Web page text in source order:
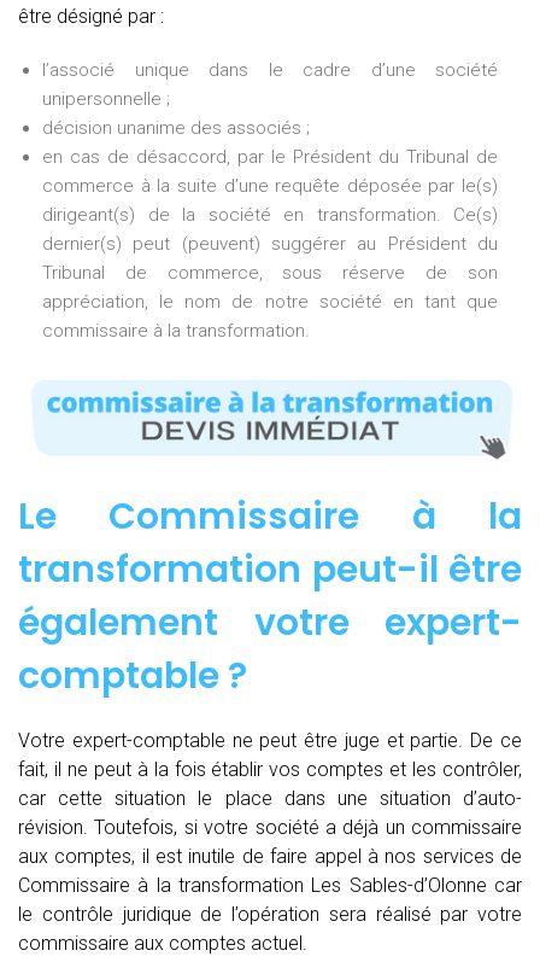
être désigné par :
l’associé unique dans le cadre d’une société
unipersonnelle ;
décision unanime des associés ;
en cas de désaccord, par le Président du Tribunal de
commerce à la suite d’une requête déposée par le(s)
dirigeant(s) de la société en transformation. Ce(s)
dernier(s) peut (peuvent) suggérer au Président du
Tribunal de commerce, sous réserve de son
appréciation, le nom de notre société en tant que
commissaire à la transformation.
Le Commissaire à la
transformation peut-il être
également votre expert-
comptable ?
Votre expert-comptable ne peut être juge et partie. De ce
fait, il ne peut à la fois établir vos comptes et les contrôler,
car cette situation le place dans une situation d’auto-
révision. Toutefois, si votre société a déjà un commissaire
aux comptes, il est inutile de faire appel à nos services de
Commissaire à la transformation Les Sables-d’Olonne car
le contrôle juridique de l’opération sera réalisé par votre
commissaire aux comptes actuel.